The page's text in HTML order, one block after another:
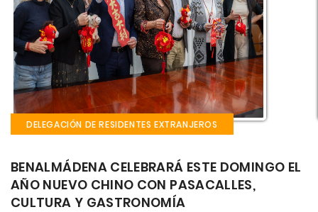
DELEGACIÓN DE RESIDENTES EXTRANJEROS
EL CASTILLO EL BIL BIL ACOGE ESTE FIN DE
SEMANA LA FIESTA GAUCHA: CULTURA,
MÚSICA Y GASTRONOMÍA ARGENTINA EN EL